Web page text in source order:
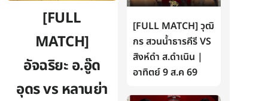
[FULL
MATCH]
อัจฉริยะ อ.อู๊ด
อุดร vs หลานย่า
[FULL MATCH] วุฒิ
กร สวนน้ำธารคีรี VS
สิงห์ดำ ส.ดำเนิน |
อาทิตย์ 9 ส.ค 69